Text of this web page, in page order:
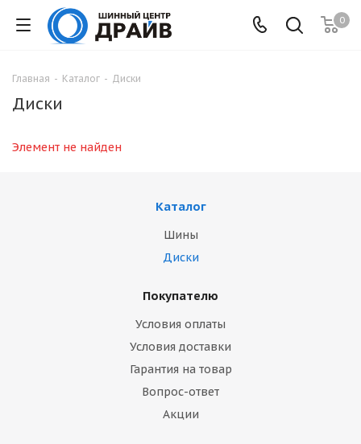
0
Главная - Каталог - Диски
Диски
Элемент не найден
Каталог
Шины
Диски
Покупателю
Условия оплаты
Условия доставки
Гарантия на товар
Вопрос-ответ
Акции